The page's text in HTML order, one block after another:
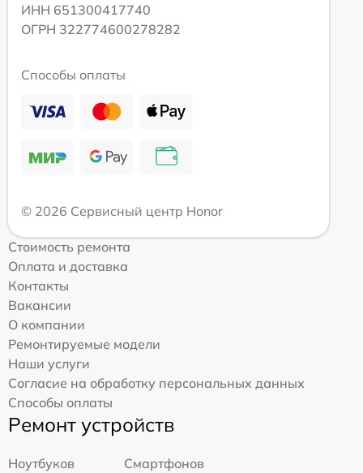
ИНН 651300417740
ОГРН 322774600278282
Способы оплаты
© 2026 Сервисный центр Honor
Стоимость ремонта
Оплата и доставка
Контакты
Вакансии
О компании
Ремонтируемые модели
Наши услуги
Согласие на обработку персональных данных
Способы оплаты
Ремонт устройств
Ноутбуков
Смартфонов